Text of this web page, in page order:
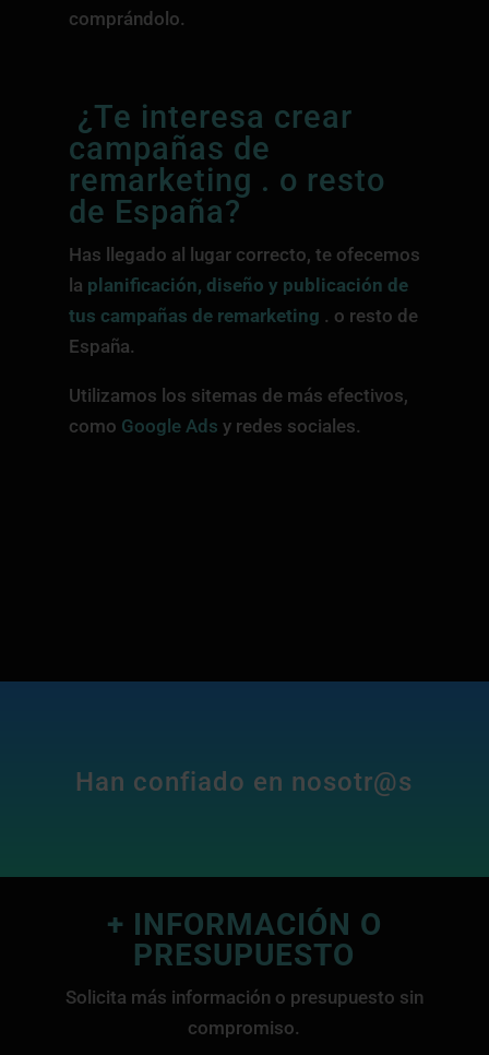
comprándolo.
¿Te interesa crear
campañas de
remarketing . o resto
de España?
Has llegado al lugar correcto, te ofecemos
la planificación, diseño y publicación de
tus campañas de remarketing . o resto de
España.
Utilizamos los sitemas de más efectivos,
como Google Ads y redes sociales.
Han confiado en nosotr@s
+ INFORMACIÓN O
PRESUPUESTO
Solicita más información o presupuesto sin
compromiso.